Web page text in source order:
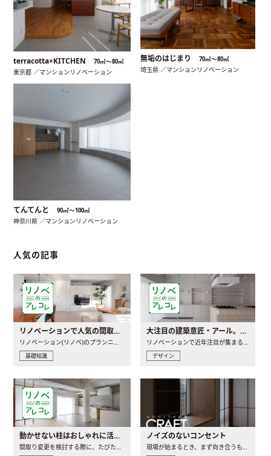
terracotta×KITCHEN 70㎡〜80㎡
東京都 ／マンションリノベーション
無垢のはじまり 70㎡〜80㎡
埼玉県 ／マンションリノベーション
てんてんと 90㎡〜100㎡
神奈川県 ／マンションリノベーション
人気の記事
リノベーションで人気の間取りとは？トレンドの間取りと実例を徹底解説
リノベーション(リノベ)のプランニングで一番最初に決めるのは..
基礎知識
大注目の建築意匠・アール。人気の理由と空間に取り入れるポイント
リノベーションで近年注目が集まる建築意匠の一つであるアール..
デザイン
動かせない柱はおしゃれに活用！柱を魅せるリノベーション(リノベ)4選
間取り変更を検討する際に、たびたび皆さんの頭を悩ませる動か..
ノイズのないコンセント
現場が始まるとき、まず向き合うものの一つがコンセントです..